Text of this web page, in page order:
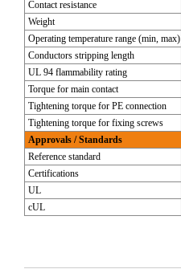
Contact resistance
Weight
Operating temperature range (min, max)
Conductors stripping length
UL 94 flammability rating
Torque for main contact
Tightening torque for PE connection
Tightening torque for fixing screws
Approvals / Standards
Reference standard
Certifications
UL
cUL